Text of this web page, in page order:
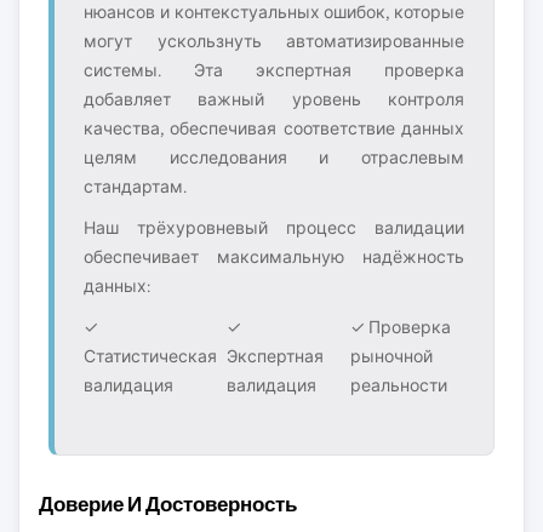
нюансов и контекстуальных ошибок, которые
могут ускользнуть автоматизированные
системы. Эта экспертная проверка
добавляет важный уровень контроля
качества, обеспечивая соответствие данных
целям исследования и отраслевым
стандартам.
Наш трёхуровневый процесс валидации
обеспечивает максимальную надёжность
данных:
✓
Статистическая
валидация
✓
Экспертная
валидация
✓ Проверка
рыночной
реальности
Доверие И Достоверность